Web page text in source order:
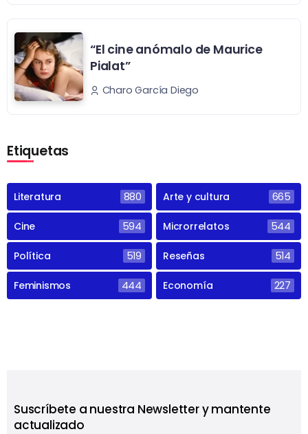
“El cine anómalo de Maurice
Pialat”
Charo García Diego
Etiquetas
Literatura 880 Arte y cultura 665
Cine 594 Microrrelatos 544
Política 519 Reseñas 514
Feminismos 444 Economía 227
Suscríbete a nuestra Newsletter y mantente
actualizado